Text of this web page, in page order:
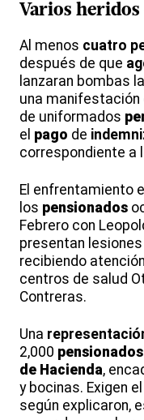
Varios heridos
Al menos cuatro
después de que
lanzaran bombas
una manifestación
de uniformados
el pago de
correspondiente a
El enfrentamiento
los pensionados
Febrero con
presentan
recibiendo
centros de salud
Contreras.
Una
2,000 pensionados
de Hacienda,
y bocinas. Exigen el
según explicaron,